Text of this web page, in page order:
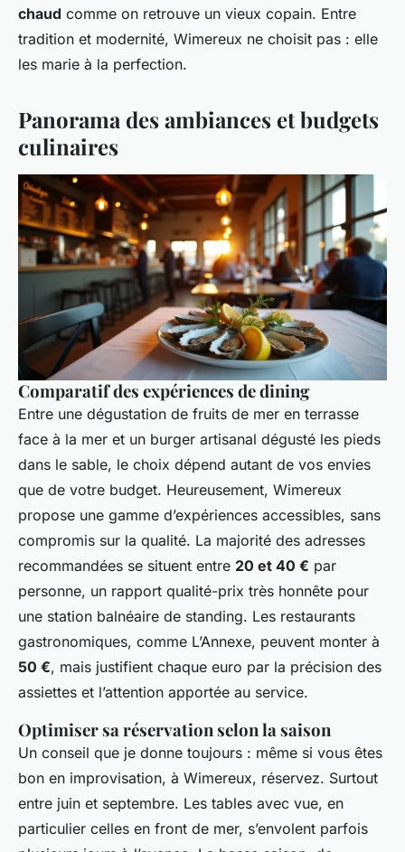
chaud comme on retrouve un vieux copain. Entre
tradition et modernité, Wimereux ne choisit pas : elle
les marie à la perfection.
Panorama des ambiances et budgets
culinaires
Comparatif des expériences de dining
Entre une dégustation de fruits de mer en terrasse
face à la mer et un burger artisanal dégusté les pieds
dans le sable, le choix dépend autant de vos envies
que de votre budget. Heureusement, Wimereux
propose une gamme d’expériences accessibles, sans
compromis sur la qualité. La majorité des adresses
recommandées se situent entre 20 et 40 € par
personne, un rapport qualité-prix très honnête pour
une station balnéaire de standing. Les restaurants
gastronomiques, comme L’Annexe, peuvent monter à
50 €, mais justifient chaque euro par la précision des
assiettes et l’attention apportée au service.
Optimiser sa réservation selon la saison
Un conseil que je donne toujours : même si vous êtes
bon en improvisation, à Wimereux, réservez. Surtout
entre juin et septembre. Les tables avec vue, en
particulier celles en front de mer, s’envolent parfois